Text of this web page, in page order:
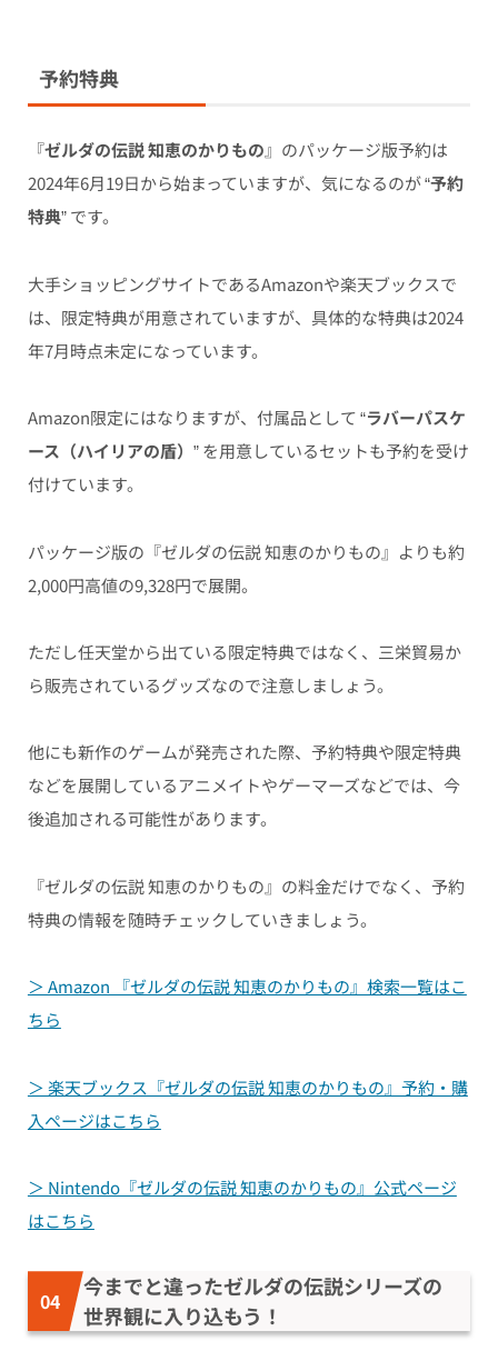
予約特典
『ゼルダの伝説 知恵のかりもの』のパッケージ版予約は
2024年6月19日から始まっていますが、気になるのが “予約
特典” です。
大手ショッピングサイトであるAmazonや楽天ブックスで
は、限定特典が用意されていますが、具体的な特典は2024
年7月時点未定になっています。
Amazon限定にはなりますが、付属品として “ラバーパスケ
ース（ハイリアの盾） ” を用意しているセットも予約を受け
付けています。
パッケージ版の『ゼルダの伝説 知恵のかりもの』よりも約
2,000円高値の9,328円で展開。
ただし任天堂から出ている限定特典ではなく、三栄貿易か
ら販売されているグッズなので注意しましょう。
他にも新作のゲームが発売された際、予約特典や限定特典
などを展開しているアニメイトやゲーマーズなどでは、今
後追加される可能性があります。
『ゼルダの伝説 知恵のかりもの』の料金だけでなく、予約
特典の情報を随時チェックしていきましょう。
＞ Amazon 『ゼルダの伝説 知恵のかりもの』検索一覧はこ
ちら
＞ 楽天ブックス『ゼルダの伝説 知恵のかりもの』予約・購
入ページはこちら
＞ Nintendo『ゼルダの伝説 知恵のかりもの』公式ページ
はこちら
今までと違ったゼルダの伝説シリーズの
世界観に入り込もう！